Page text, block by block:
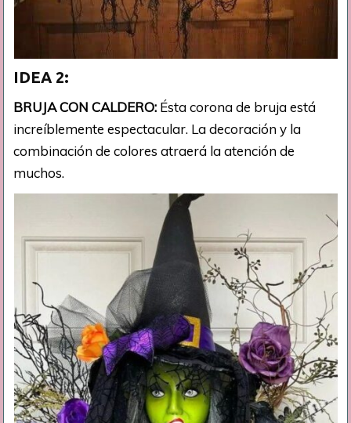
IDEA 2:
BRUJA CON CALDERO: Ésta corona de bruja está
increíblemente espectacular. La decoración y la
combinación de colores atraerá la atención de
muchos.